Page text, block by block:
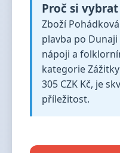
Proč si
Zboží
plavba po
nápoji a
kategorie
305 CZK Kč, je
příležitost.